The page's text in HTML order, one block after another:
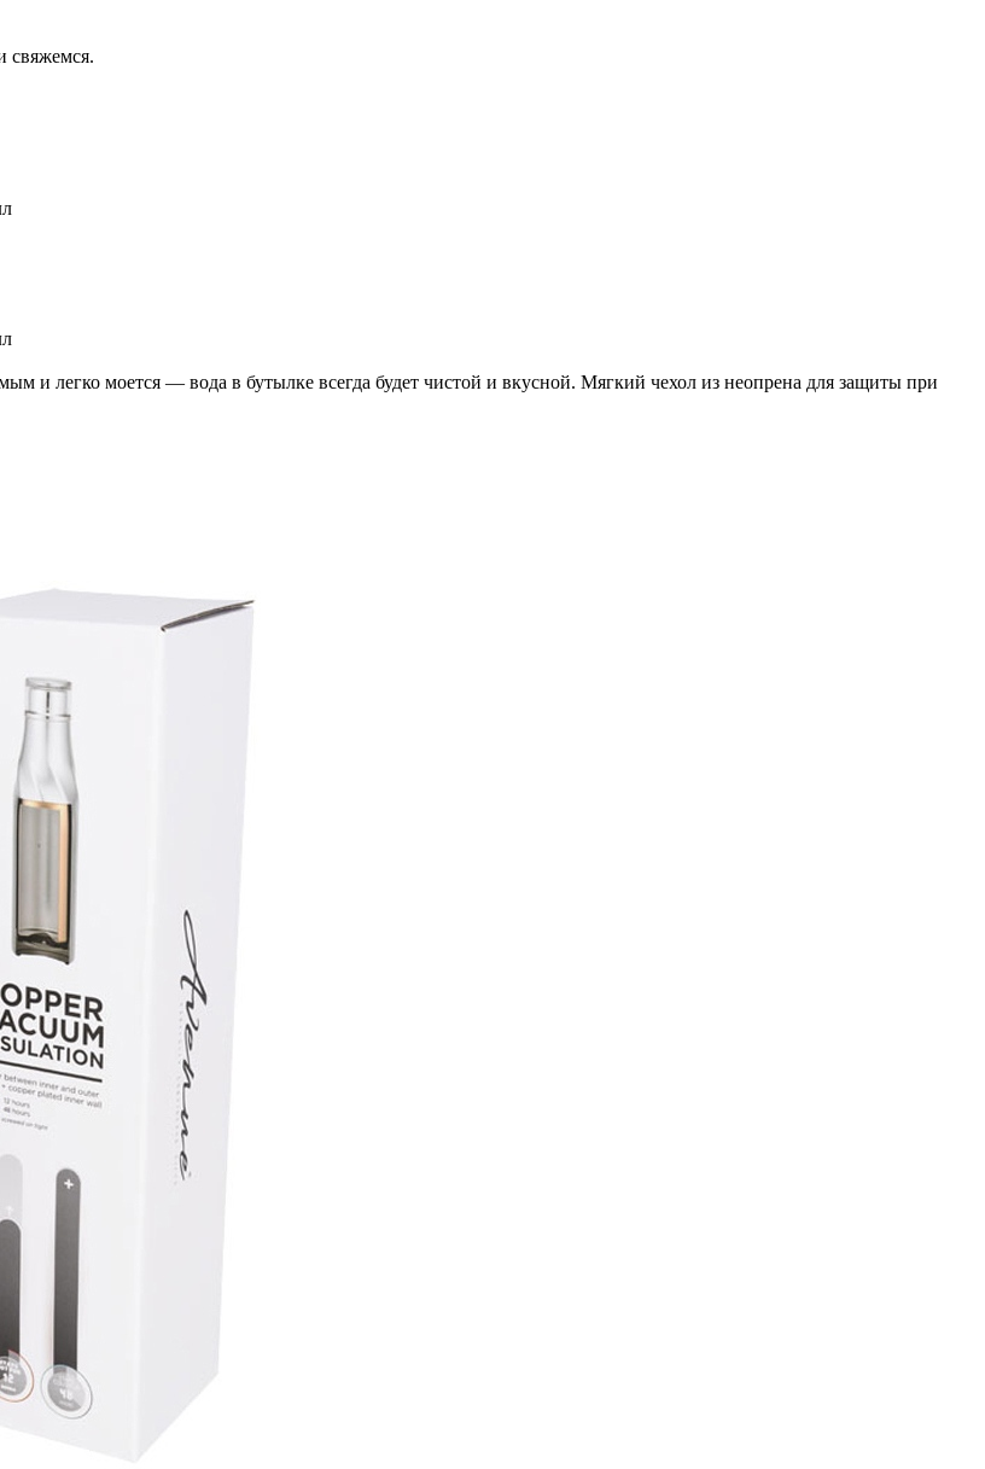
свяжемся.
и легко моется — вода в бутылке всегда будет чистой и вкусной. Мягкий чехол из неопрена для защиты при